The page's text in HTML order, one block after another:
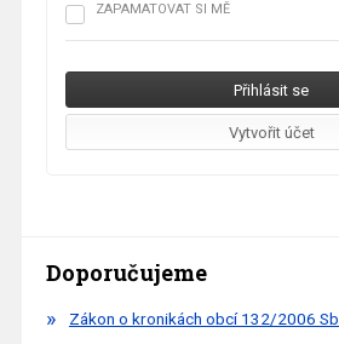
ZAPAMATOVAT SI MĚ
Doporučujeme
Zákon o kronikách obcí 132/2006 Sb.